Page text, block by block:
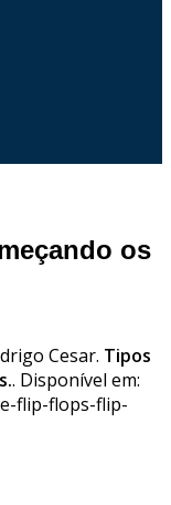
os
Cesar. Tipos
. Disponível em:
flip-flops-flip-